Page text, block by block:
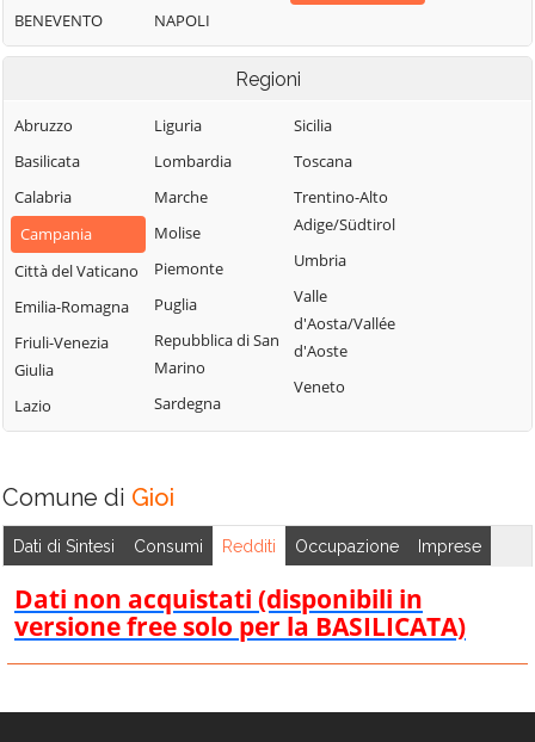
Battipaglia
Bellizzi
Bracigliano
Buccino
Buonabitacolo
Caggiano
Calvanico
Camerota
Campagna
Campora
Cannalonga
Casalbuono
Casaletto
Spartano
Giorgio
Magliano Vetere
Maiori
Mercato San
Severino
Minori
Moio della
Giacomo
Montecorice
Pugliano
Monteforte
Cilento
Marcellana
Morigerati
Nocera Superiore
Picentino
San Giovanni a
Magno
San Mango
Piemonte
San Marzano sul
Sarno
San Mauro
Cilento
San Mauro la
San Rufo
San Valentino
Torio
Sant'Angelo a
Fasanella
Sant'Egidio del
BENEVENTO
NAPOLI
Regioni
Abruzzo
Basilicata
Calabria
Campania
Città del Vaticano
Emilia-Romagna
Friuli-Venezia
Giulia
Lazio
Liguria
Lombardia
Marche
Molise
Piemonte
Puglia
Repubblica di San
Marino
Sardegna
Sicilia
Toscana
Trentino-Alto
Adige/Südtirol
Umbria
Valle
d'Aosta/Vallée
d'Aoste
Veneto
Comune di Gioi
Dati di Sintesi Consumi Redditi Occupazione Imprese
Dati non acquistati (disponibili in
versione free solo per la BASILICATA)